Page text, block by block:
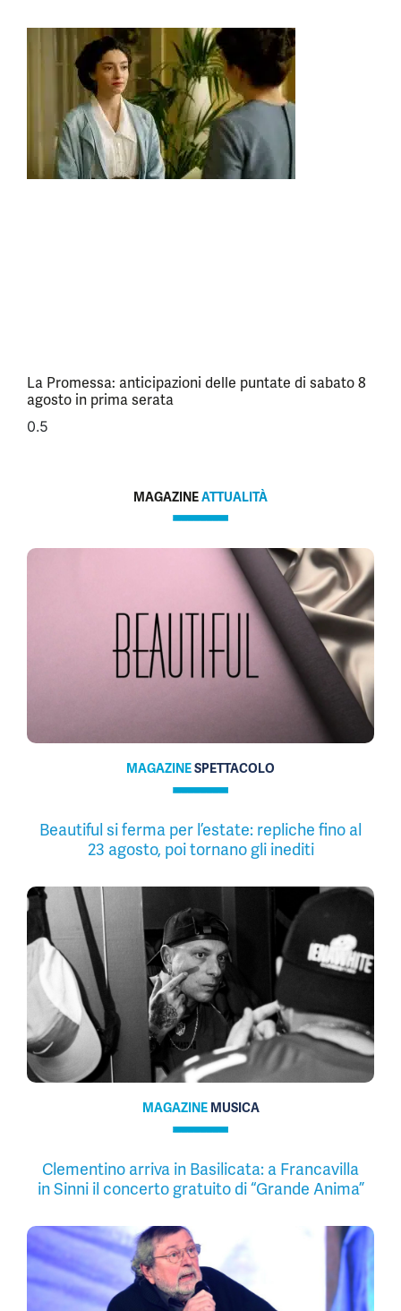
La Promessa: anticipazioni delle puntate di sabato 8
agosto in prima serata
MAGAZINEATTUALITÀ
MAGAZINESPETTACOLO
Beautiful si ferma per l’estate: repliche fino al
23 agosto, poi tornano gli inediti
MAGAZINE MUSICA
Clementino arriva in Basilicata: a Francavilla
in Sinni il concerto gratuito di “Grande Anima”